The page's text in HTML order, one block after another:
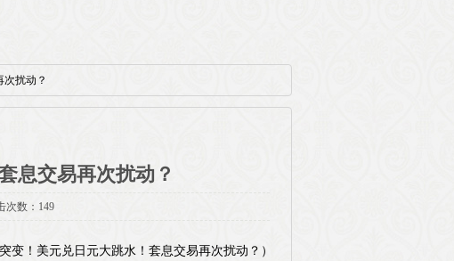
扰动？
息交易再次扰动？
次数：149
变！美元兑日元大跳水！套息交易再次扰动？）